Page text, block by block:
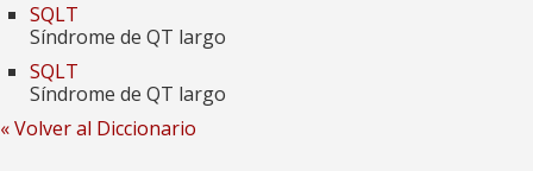
SQLT
Síndrome de QT largo
SQLT
Síndrome de QT largo
« Volver al Diccionario